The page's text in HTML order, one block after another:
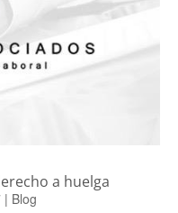
a huelga
| Blog